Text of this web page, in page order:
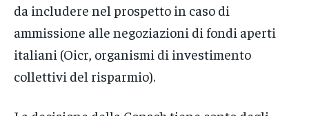
da includere nel prospetto in caso di
ammissione alle negoziazioni di fondi aperti
italiani (Oicr, organismi di investimento
collettivi del risparmio).